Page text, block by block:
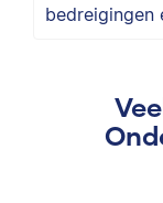
bedreigingen